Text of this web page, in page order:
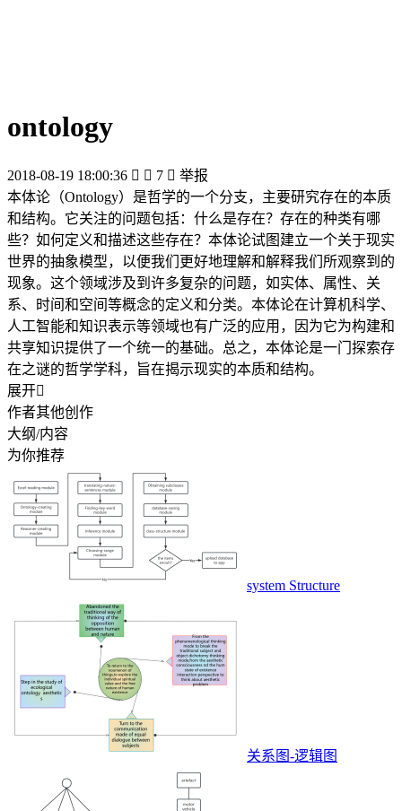
ontology
2018-08-19 18:00:36   7  举报
本体论（Ontology）是哲学的一个分支，主要研究存在的本质
和结构。它关注的问题包括：什么是存在？存在的种类有哪
些？如何定义和描述这些存在？本体论试图建立一个关于现实
世界的抽象模型，以便我们更好地理解和解释我们所观察到的
现象。这个领域涉及到许多复杂的问题，如实体、属性、关
系、时间和空间等概念的定义和分类。本体论在计算机科学、
人工智能和知识表示等领域也有广泛的应用，因为它为构建和
共享知识提供了一个统一的基础。总之，本体论是一门探索存
在之谜的哲学学科，旨在揭示现实的本质和结构。
展开
作者其他创作
大纲/内容
为你推荐
system Structure
关系图-逻辑图